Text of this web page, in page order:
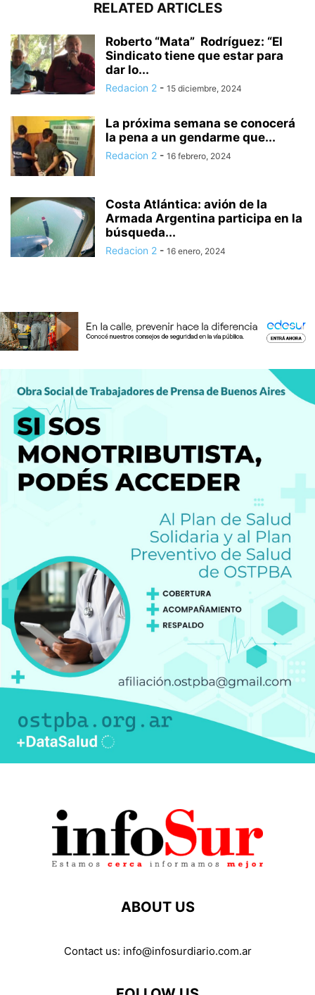
RELATED ARTICLES
Roberto “Mata” Rodríguez: “El
Sindicato tiene que estar para
dar lo...
Redacion 2 - 15 diciembre, 2024
La próxima semana se conocerá
la pena a un gendarme que...
Redacion 2 - 16 febrero, 2024
Costa Atlántica: avión de la
Armada Argentina participa en la
búsqueda...
Redacion 2 - 16 enero, 2024
ABOUT US
Contact us: info@infosurdiario.com.ar